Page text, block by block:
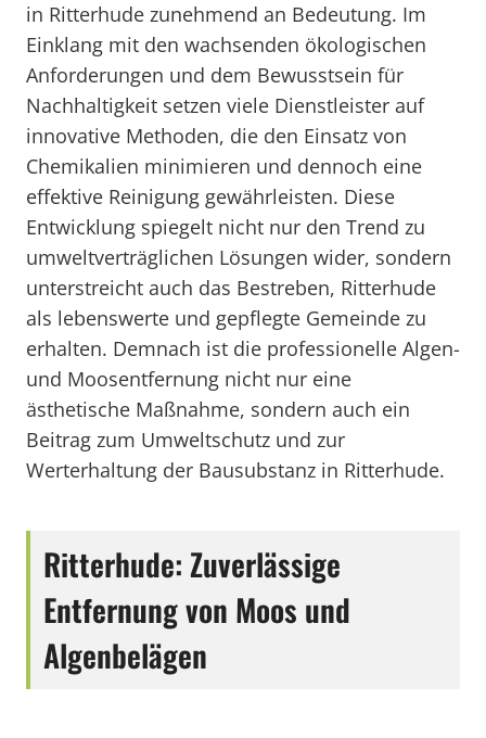
in Ritterhude zunehmend an Bedeutung. Im
Einklang mit den wachsenden ökologischen
Anforderungen und dem Bewusstsein für
Nachhaltigkeit setzen viele Dienstleister auf
innovative Methoden, die den Einsatz von
Chemikalien minimieren und dennoch eine
effektive Reinigung gewährleisten. Diese
Entwicklung spiegelt nicht nur den Trend zu
umweltverträglichen Lösungen wider, sondern
unterstreicht auch das Bestreben, Ritterhude
als lebenswerte und gepflegte Gemeinde zu
erhalten. Demnach ist die professionelle Algen-
und Moosentfernung nicht nur eine
ästhetische Maßnahme, sondern auch ein
Beitrag zum Umweltschutz und zur
Werterhaltung der Bausubstanz in Ritterhude.
Ritterhude: Zuverlässige
Entfernung von Moos und
Algenbelägen